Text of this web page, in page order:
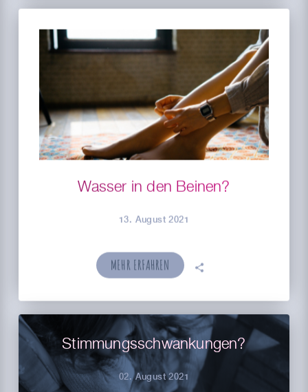
Wasser in den Beinen?
13. August 2021
MEHR ERFAHREN 🗣
Stimmungsschwankungen?
02. August 2021